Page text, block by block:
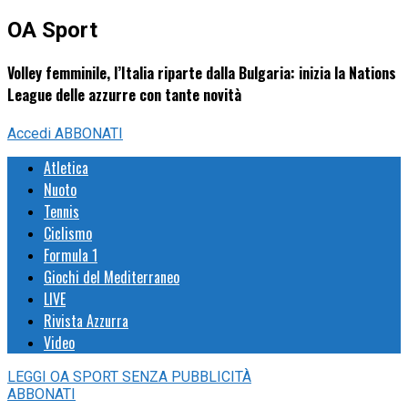
OA Sport
Volley femminile, l’Italia riparte dalla Bulgaria: inizia la Nations
League delle azzurre con tante novità
Accedi ABBONATI
Atletica
Nuoto
Tennis
Ciclismo
Formula 1
Giochi del Mediterraneo
LIVE
Rivista Azzurra
Video
LEGGI OA SPORT SENZA PUBBLICITÀ
ABBONATI